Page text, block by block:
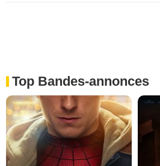
Top Bandes-annonces